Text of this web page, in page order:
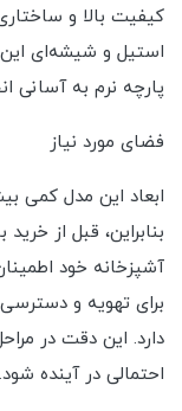
کیفیت بالا و
استیل و شیشه‌ای این
پارچه نرم به آسانی
فضای مورد نیاز
ابعاد این مدل کمی
بنابراین، قبل از
آشپزخانه خود
برای تهویه و
دارد. این دقت در
احتمالی در آینده شود.